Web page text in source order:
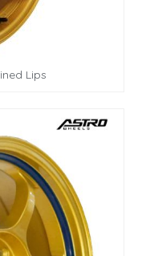
Lips